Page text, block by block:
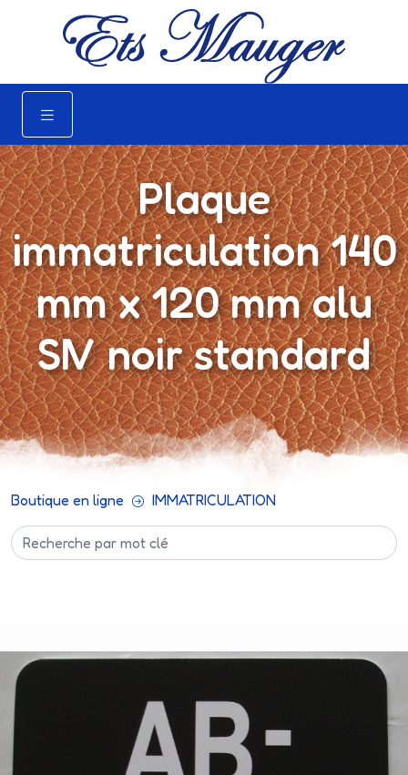
Plaque
immatriculation 140
mm x 120 mm alu
SIV noir standard
Boutique en ligne IMMATRICULATION